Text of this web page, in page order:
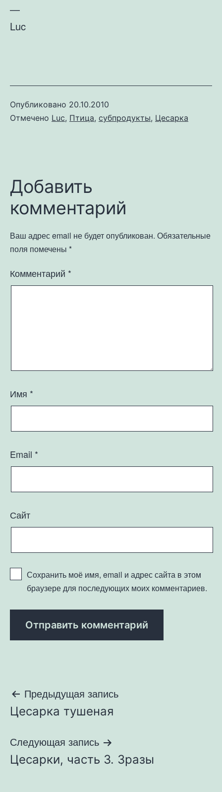
—
Luc
Опубликовано 20.10.2010
Отмечено Luc, Птица, субпродукты, Цесарка
Добавить
комментарий
Ваш адрес email не будет опубликован. Обязательные
поля помечены *
Комментарий *
Имя *
Email *
Сайт
Сохранить моё имя, email и адрес сайта в этом
браузере для последующих моих комментариев.
Навигация
по
записям
Предыдущая запись
Цесарка тушеная
Следующая запись
Цесарки, часть 3. Зразы